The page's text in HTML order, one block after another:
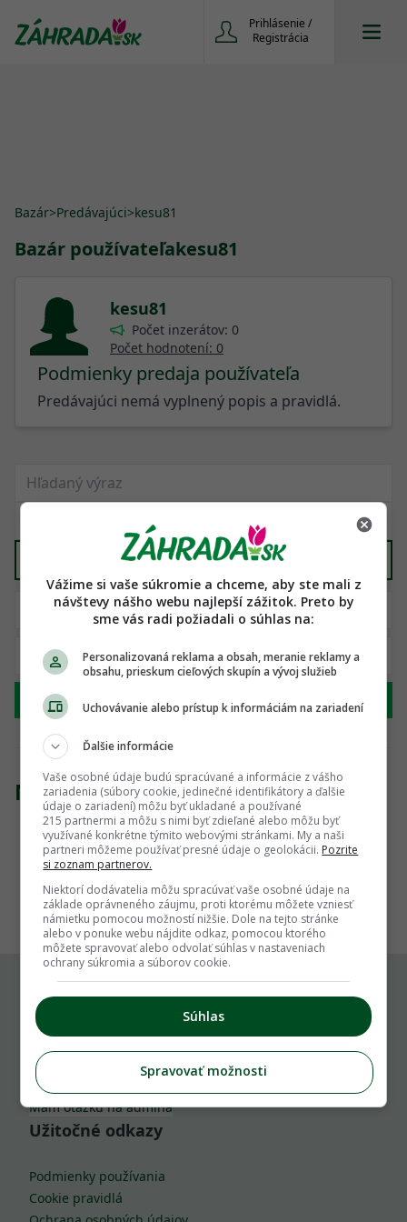
Prihlásenie /
Registrácia
Bazár>Predávajúci>kesu81
Bazár používateľakesu81
kesu81
Počet inzerátov: 0
Počet hodnotení: 0
Podmienky predaja používateľa
Predávajúci nemá vyplnený popis a pravidlá.
Stavebný materiál
Hľadať
Nenašli sme žiadny produkt
1
Komu môžeš napísať
info@zahrada.sk
Nahlás chybu
Mám otázku na admina
Užitočné odkazy
Podmienky používania
Cookie pravidlá
Vážime si vaše súkromie a chceme, aby ste mali z
návštevy nášho webu najlepší zážitok. Preto by
sme vás radi požiadali o súhlas na:
Personalizovaná reklama a obsah, meranie reklamy a
obsahu, prieskum cieľových skupín a vývoj služieb
Uchovávanie alebo prístup k informáciám na zariadení
Ďalšie informácie
Vaše osobné údaje budú spracúvané a informácie z vášho
zariadenia (súbory cookie, jedinečné identifikátory a ďalšie
údaje o zariadení) môžu byť ukladané a používané
215 partnermi a môžu s nimi byť zdieľané alebo môžu byť
využívané konkrétne týmito webovými stránkami. My a naši
partneri môžeme používať presné údaje o geolokácii. Pozrite
si zoznam partnerov.
Niektorí dodávatelia môžu spracúvať vaše osobné údaje na
základe oprávneného záujmu, proti ktorému môžete vzniesť
námietku pomocou možností nižšie. Dole na tejto stránke
alebo v ponuke webu nájdite odkaz, pomocou ktorého
môžete spravovať alebo odvolať súhlas v nastaveniach
ochrany súkromia a súborov cookie.
Súhlas
Spravovať možnosti